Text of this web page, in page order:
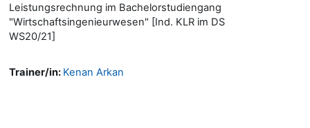
Leistungsrechnung im Bachelorstudiengang
"Wirtschaftsingenieurwesen" [Ind. KLR im DS
WS20/21]
Trainer/in: Kenan Arkan